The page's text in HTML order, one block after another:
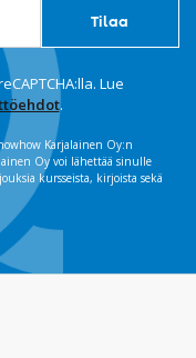
Lue
.
Karjalainen Oy:n
Oy voi lähettää sinulle
kursseista, kirjoista sekä